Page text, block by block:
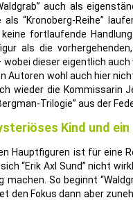
auch als
“Kronoberg-Reihe”
fortlaufende
als die
dieser eigentlich
Autoren wohl auch hier
wieder die Kommissarin
Trilogie” aus der
Kind und
Hauptfiguren ist für eine
“Erik Axl Sund” nicht
machen. So beginnt
den Fokus dann aber